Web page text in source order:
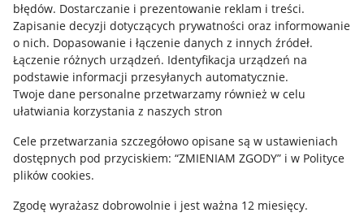
błędów. Dostarczanie i prezentowanie reklam i treści.
Zapisanie decyzji dotyczących prywatności oraz informowanie
o nich. Dopasowanie i łączenie danych z innych źródeł.
Łączenie różnych urządzeń. Identyfikacja urządzeń na
podstawie informacji przesyłanych automatycznie.
Twoje dane personalne przetwarzamy również w celu
ułatwiania korzystania z naszych stron
Cele przetwarzania szczegółowo opisane są w ustawieniach
dostępnych pod przyciskiem: “ZMIENIAM ZGODY” i w Polityce
plików cookies.
Zgodę wyrażasz dobrowolnie i jest ważna 12 miesięcy.
Informacje prawne
Regulamin
Polityka plików "cookies"
Ustawienia plików "cookies"
Udostępnianie lokalizacji
Informacje dla Aktu o Usługach Cyfrowych
Pobierz aplikację